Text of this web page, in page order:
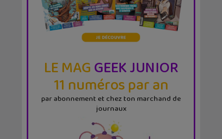
LE MAGGEEK JUNIOR
11 numéros par an
par abonnement et chez ton marchand de
journaux